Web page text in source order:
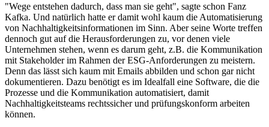
"Wege entstehen dadurch, dass man sie geht", sagte schon Fanz
Kafka. Und natürlich hatte er damit wohl kaum die Automatisierung
von Nachhaltigkeitsinformationen im Sinn. Aber seine Worte treffen
dennoch gut auf die Herausforderungen zu, vor denen viele
Unternehmen stehen, wenn es darum geht, z.B. die Kommunikation
mit Stakeholder im Rahmen der ESG-Anforderungen zu meistern.
Denn das lässt sich kaum mit Emails abbilden und schon gar nicht
dokumentieren. Dazu benötigt es im Idealfall eine Software, die die
Prozesse und die Kommunikation automatisiert, damit
Nachhaltigkeitsteams rechtssicher und prüfungskonform arbeiten
können.